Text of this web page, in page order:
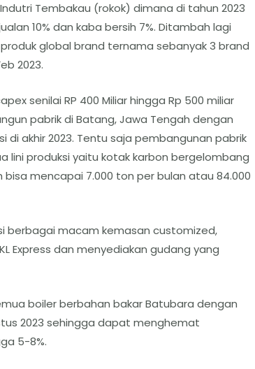
Tembakau (rokok) dimana di tahun 2023
10% dan kaba bersih 7%. Ditambah lagi
global brand ternama sebanyak 3 brand
2023.
senilai RP 400 Miliar hingga Rp 500 miliar
pabrik di Batang, Jawa Tengah dengan
di akhir 2023. Tentu saja pembangunan pabrik
lini produksi yaitu kotak karbon bergelombang
mencapai 7.000 ton per bulan atau 84.000
berbagai macam kemasan customized,
Express dan menyediakan gudang yang
boiler berbahan bakar Batubara dengan
2023 sehingga dapat menghemat
5-8%.